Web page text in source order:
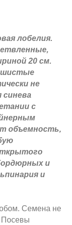
лобелия.
20 см.
не
синева
с
объемность,
и
и
Семена не
Посевы